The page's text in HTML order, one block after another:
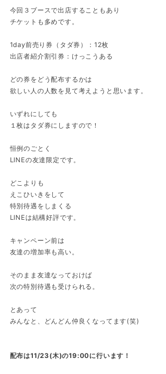
今回３ブースで出店することもあり
チケットも多めです。
1day前売り券（タダ券）：12枚
出店者紹介割引券：けっこうある
どの券をどう配布するかは
欲しい人の人数を見て考えようと思います。
いずれにしても
１枚はタダ券にしますので！
恒例のごとく
LINEの友達限定です。
どこよりも
えこひいきをして
特別待遇をしまくる
LINEは結構好評です。
キャンペーン前は
友達の増加率も高い。
そのまま友達なっておけば
次の特別待遇も受けられる。
とあって
みんなと、どんどん仲良くなってます(笑)
配布は11/23(木)の19:00に行います！